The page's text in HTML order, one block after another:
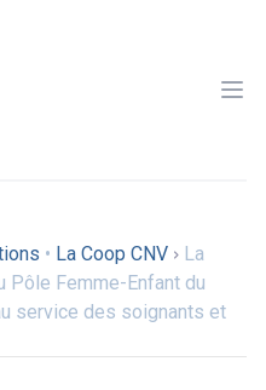
• La Coop CNV
La
Pôle Femme-Enfant du
service des soignants et